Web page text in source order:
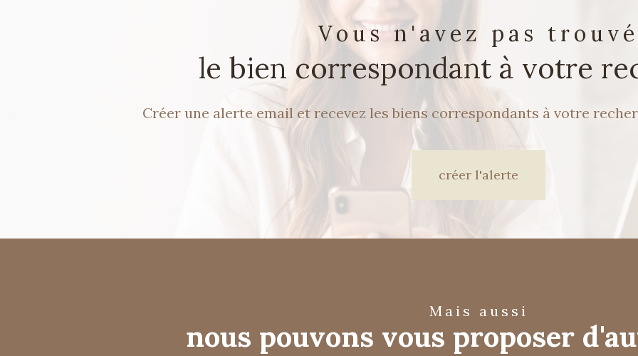
vous n'avez pas trouvé
le bien correspondant à votre
Créer une alerte email et recevez les biens correspondants à votre
créer l'alerte
mais aussi
nous pouvons vous proposer